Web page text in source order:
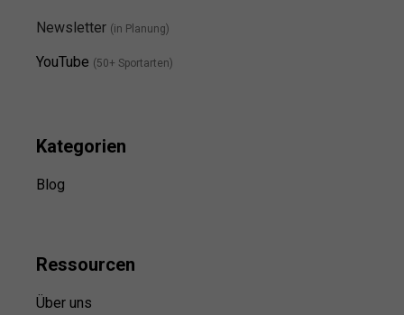
Newsletter (in Planung)
YouTube (50+ Sportarten)
Kategorien
Blog
Ressourcen
Über uns